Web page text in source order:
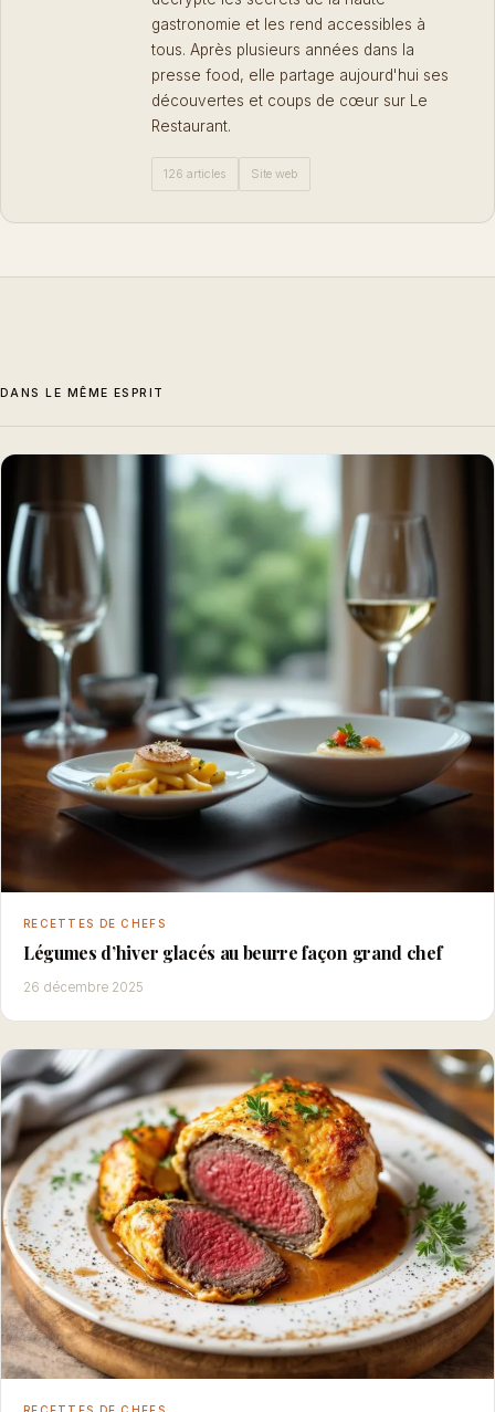
gastronomie et les rend accessibles à
tous. Après plusieurs années dans la
presse food, elle partage aujourd'hui ses
découvertes et coups de cœur sur Le
Restaurant.
126 articles Site web
DANS LE MÊME ESPRIT
RECETTES DE CHEFS
Légumes d’hiver glacés au beurre façon grand chef
26 décembre 2025
RECETTES DE CHEFS